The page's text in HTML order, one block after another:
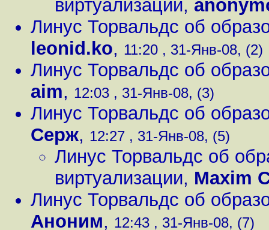
виртуализации,
Линус Торвальдс об
leonid.ko, 11:20 , 31-Янв-08, (2)
Линус Торвальдс об
aim, 12:03 , 31-Янв-08, (3)
Линус Торвальдс об
Серж, 12:27 , 31-Янв-08, (5)
Линус Торвальдс об
виртуализации, Maxim
Линус Торвальдс об
Аноним, 12:43 , 31-Янв-08, (7)